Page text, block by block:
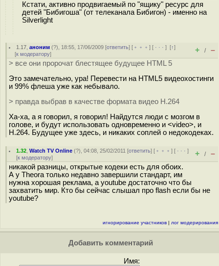
Кстати, активно продвигаемый по "ящику" ресурс для
детей "Бибигоша" (от телеканала Бибигон) - именно на
Silverlight
1.17 ,аноним (?), 18:55, 17/06/2009 [ответить] [ ﹢﹢﹢] [ · · ·][↑]
[к модератору] + / –
> все они пророчат блестящее будущее HTML 5
Это замечательно, ура! Перевести на HTML5 видеохостинги
и 99% флеша уже как небывало.
> правда выбрав в качестве формата видео H.264
Ха-ха, а я говорил, я говорил! Найдутся люди с мозгом в
голове, и будут использовать одновременно и <video>, и
H.264. Будущее уже здесь, и никаких соплей о недокодеках.
1.32 ,Watch TV Online (?), 04:08, 25/02/2011 [ответить] [ ﹢﹢﹢] [ · · ·]
[к модератору] + / –
никакой разницы, открытые кодеки есть для обоих.
А у Theora только недавно завершили стандарт, им
нужна хорошая реклама, а youtube достаточно что бы
захватить мир. Кто бы сейчас слышал про flash если бы не
youtube?
игнорирование участников | лог модерирования
Добавить комментарий
Имя: